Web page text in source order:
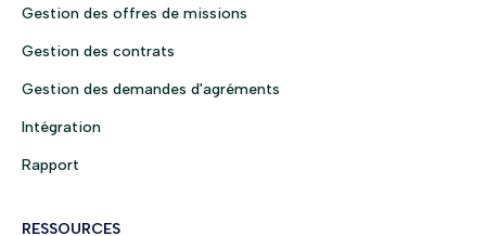
Gestion des offres de missions
Gestion des contrats
Gestion des demandes d'agréments
Intégration
Rapport
RESSOURCES